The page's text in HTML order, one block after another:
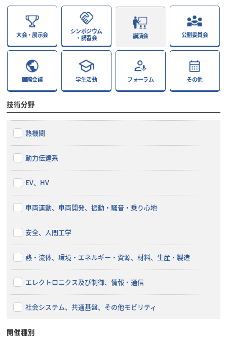
大会・展示会
シンポジウム
・講習会
講演会 公開委員会
国際会議 学生活動 フォーラム その他
技術分野
熱機関
動力伝達系
EV、HV
車両運動、車両開発、振動・騒音・乗り心地
安全、人間工学
熱・流体、環境・エネルギー・資源、材料、生産・製造
エレクトロニクス及び制御、情報・通信
社会システム、共通基盤、その他モビリティ
開催種別